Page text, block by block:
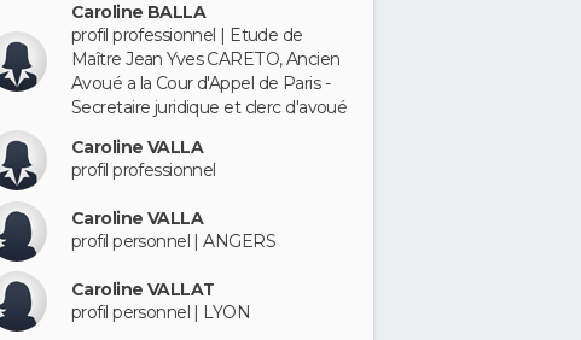
Caroline BALLA
profil professionnel | Etude de
Maître Jean Yves CARETO, Ancien
Avoué a la Cour d'Appel de Paris -
Secretaire juridique et clerc d'avoué
Caroline VALLA
profil professionnel
Caroline VALLA
profil personnel | ANGERS
Caroline VALLAT
profil personnel | LYON